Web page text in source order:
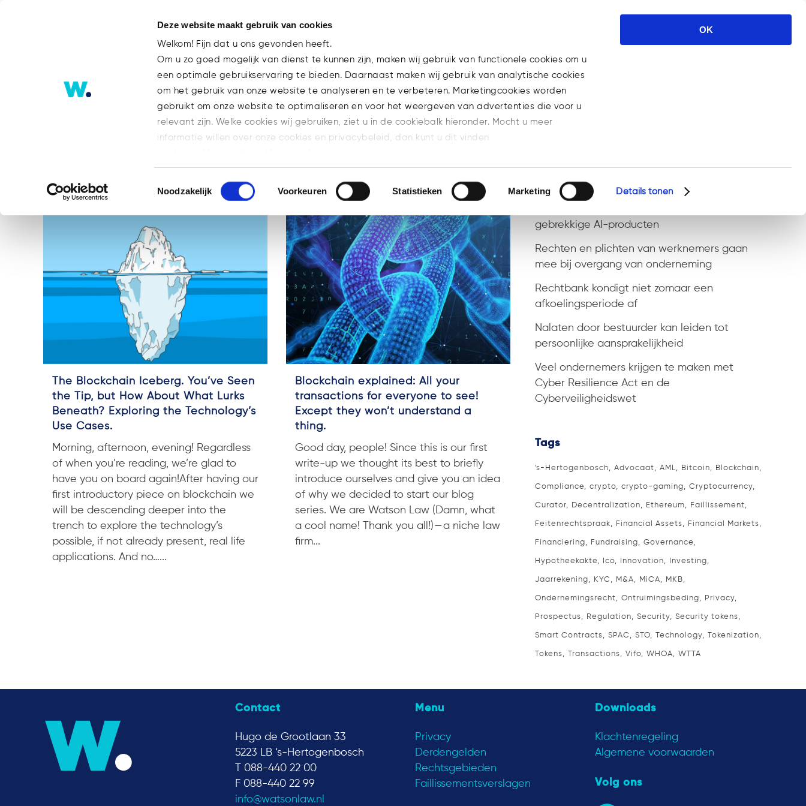
Deze website maakt gebruik van cookies
Welkom! Fijn dat u ons gevonden heeft.
Om u zo goed mogelijk van dienst te kunnen zijn, maken wij gebruik van functionele cookies om u
een optimale gebruikservaring te bieden. Daarnaast maken wij gebruik van analytische cookies
om het gebruik van onze website te analyseren en te verbeteren. Marketingcookies worden
gebruikt om onze website te optimaliseren en voor het weergeven van advertenties die voor u
relevant zijn. Welke cookies wij gebruiken, ziet u in de cookiebalk hieronder. Mocht u meer
informatie willen over onze cookies en privacybeleid, dan kunt u dit vinden
Geef a.u.b. hieronder aan welke cookies u accepteert.
Toestemmingsselectie
Noodzakelijk Voorkeuren Statistieken Marketing Details tonen
OK
Smart Contracts Tag
BLOG FINANCE BRANCHE CARRIERE
EXPERTISE
GEEN ONDERDEEL VAN EEN CATEGORIE
MICA NIEUWS
PUBLICATIES
The Blockchain Iceberg. You’ve Seen
the Tip, but How About What Lurks
Beneath? Exploring the Technology’s
Use Cases.
Morning, afternoon, evening! Regardless
of when you’re reading, we’re glad to
have you on board again!After having our
first introductory piece on blockchain we
will be descending deeper into the
trench to explore the technology’s
possible, if not already present, real life
applications. And no…...
Blockchain explained: All your
transactions for everyone to see!
Except they won’t understand a
thing.
Good day, people! Since this is our first
write-up we thought its best to briefly
introduce ourselves and give you an idea
of why we decided to start our blog
series. We are Watson Law (Damn, what
a cool name! Thank you all!) — a niche law
firm...
Recent Posts
gebrekkige AI-producten
Rechten en plichten van werknemers gaan
mee bij overgang van onderneming
Rechtbank kondigt niet zomaar een
afkoelingsperiode af
Nalaten door bestuurder kan leiden tot
persoonlijke aansprakelijkheid
Veel ondernemers krijgen te maken met
Cyber Resilience Act en de
Cyberveiligheidswet
Tags
's-Hertogenbosch Advocaat AML Bitcoin Blockchain
Compliance crypto crypto-gaming Cryptocurrency
Curator Decentralization Ethereum Faillissement
Feitenrechtspraak Financial Assets Financial Markets
Financiering Fundraising Governance
Hypotheekakte Ico Innovation Investing
Jaarrekening KYC M&A MiCA MKB
Ondernemingsrecht Ontruimingsbeding Privacy
Prospectus Regulation Security Security tokens
Smart Contracts SPAC STO Technology Tokenization
Tokens Transactions Vifo WHOA WTTA
Contact
Hugo de Grootlaan 33
5223 LB ‘s-Hertogenbosch
T 088-440 22 00
F 088-440 22 99
info@watsonlaw.nl
Menu
Privacy
Derdengelden
Rechtsgebieden
Faillissementsverslagen
Downloads
Klachtenregeling
Algemene voorwaarden
Volg ons